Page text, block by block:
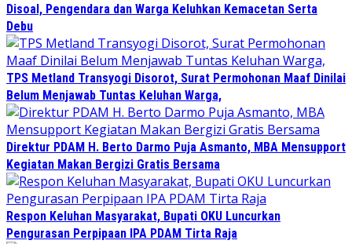
Disoal, Pengendara dan Warga Keluhkan Kemacetan Serta
Debu
TPS Metland Transyogi Disorot, Surat Permohonan Maaf Dinilai
Belum Menjawab Tuntas Keluhan Warga,
Direktur PDAM H. Berto Darmo Puja Asmanto, MBA Mensupport
Kegiatan Makan Bergizi Gratis Bersama
Respon Keluhan Masyarakat, Bupati OKU Luncurkan
Pengurasan Perpipaan IPA PDAM Tirta Raja